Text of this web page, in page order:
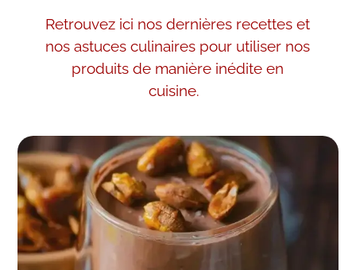
Retrouvez ici nos dernières recettes et
nos astuces culinaires pour utiliser nos
produits de manière inédite en
cuisine.